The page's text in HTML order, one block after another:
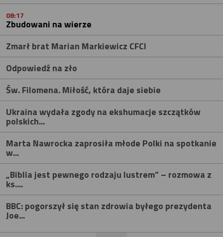
08:17
Zbudowani na wierze
Zmarł brat Marian Markiewicz CFCI
Odpowiedź na zło
Św. Filomena. Miłość, która daje siebie
Ukraina wydała zgody na ekshumacje szczątków
polskich...
Marta Nawrocka zaprosiła młode Polki na spotkanie
w...
„Biblia jest pewnego rodzaju lustrem” – rozmowa z
ks....
BBC: pogorszył się stan zdrowia byłego prezydenta
Joe...